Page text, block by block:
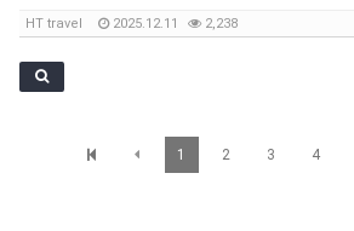
HT travel 2025.12.11 2,238
1 2 3 4